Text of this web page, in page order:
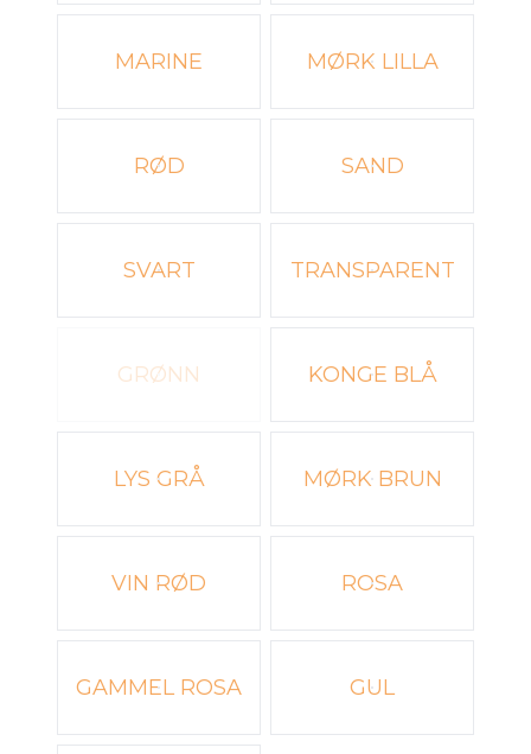
MARINE MØRK LILLA
RØD SAND
SVART TRANSPARENT
GRØNN KONGE BLÅ
LYS GRÅ MØRK BRUN
VIN RØD ROSA
GAMMEL ROSA GUL